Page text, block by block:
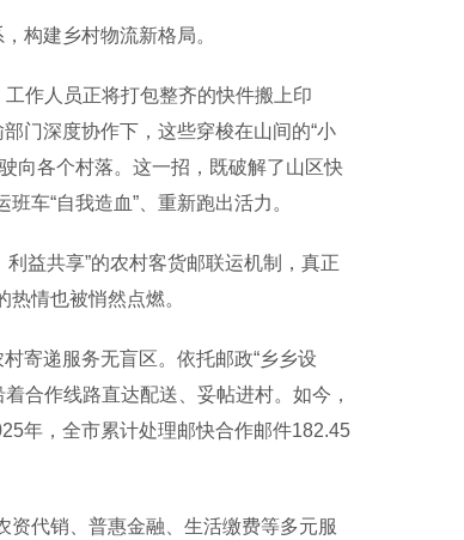
构建乡村物流新格局。
作人员正将打包整齐的快件搬上印
门深度协作下，这些穿梭在山间的“小
向各个村落。这一招，既破解了山区快
车“自我造血”、重新跑出活力。
益共享”的农村客货邮联运机制，真正
情也被悄然点燃。
寄递服务无盲区。依托邮政“乡乡设
合作线路直达配送、妥帖进村。如今，
年，全市累计处理邮快合作邮件182.45
代销、普惠金融、生活缴费等多元服